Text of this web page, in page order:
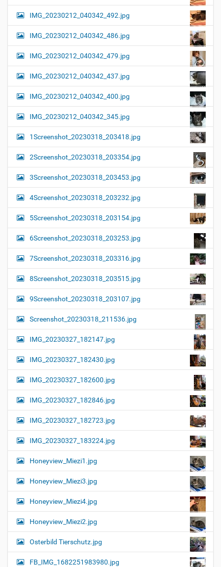
IMG_20230212_040342_492.jpg
IMG_20230212_040342_486.jpg
IMG_20230212_040342_479.jpg
IMG_20230212_040342_437.jpg
IMG_20230212_040342_400.jpg
IMG_20230212_040342_345.jpg
1Screenshot_20230318_203418.jpg
2Screenshot_20230318_203354.jpg
3Screenshot_20230318_203453.jpg
4Screenshot_20230318_203232.jpg
5Screenshot_20230318_203154.jpg
6Screenshot_20230318_203253.jpg
7Screenshot_20230318_203316.jpg
8Screenshot_20230318_203515.jpg
9Screenshot_20230318_203107.jpg
Screenshot_20230318_211536.jpg
IMG_20230327_182147.jpg
IMG_20230327_182430.jpg
IMG_20230327_182600.jpg
IMG_20230327_182846.jpg
IMG_20230327_182723.jpg
IMG_20230327_183224.jpg
Honeyview_Miezi1.jpg
Honeyview_Miezi3.jpg
Honeyview_Miezi4.jpg
Honeyview_Miezi2.jpg
Osterbild Tierschutz.jpg
FB_IMG_1682251983980.jpg